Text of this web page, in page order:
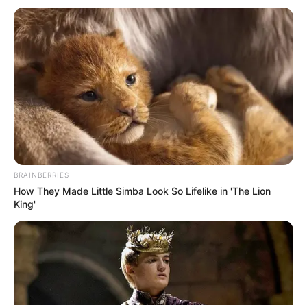
BRAINBERRIES
How They Made Little Simba Look So Lifelike in 'The Lion
King'